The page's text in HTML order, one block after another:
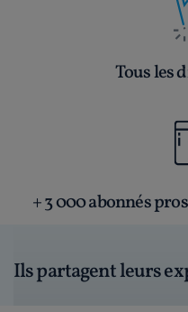
Tous les
+ 3 000 abonnés
Ils partagent leurs